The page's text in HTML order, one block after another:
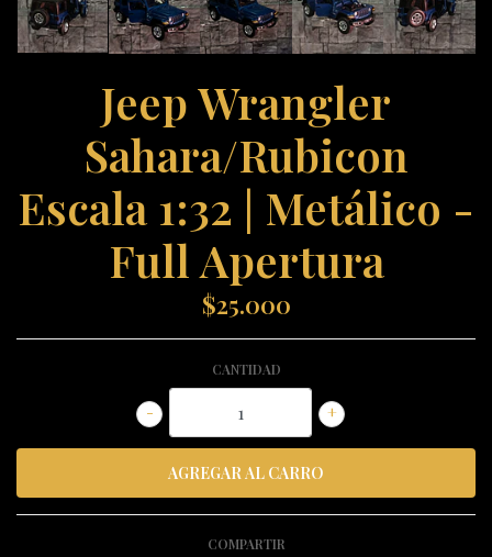
Jeep Wrangler
Sahara/Rubicon
Escala 1:32 | Metálico -
Full Apertura
$25.000
CANTIDAD
+
-
COMPARTIR